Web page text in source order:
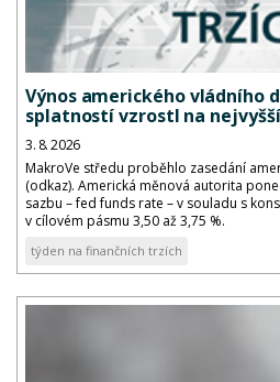
Výnos amerického vládního
splatností vzrostl na
3. 8. 2026
MakroVe středu proběhlo zasedání
(odkaz). Americká měnová autorita
sazbu – fed funds rate – v souladu s
v cílovém pásmu 3,50 až 3,75 %.
týden na finančních trzích